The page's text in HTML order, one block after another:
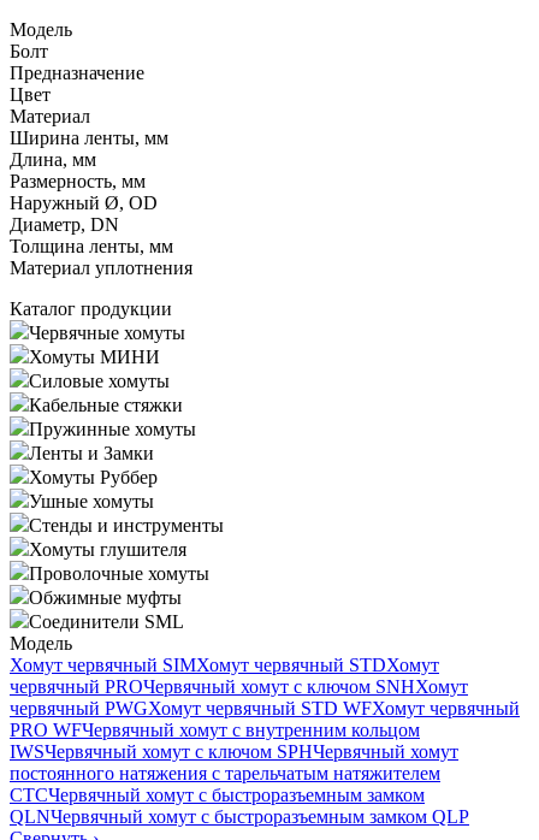
Модель
Болт
Предназначение
Цвет
Материал
Ширина ленты, мм
Длина, мм
Размерность, мм
Наружный Ø, OD
Диаметр, DN
Толщина ленты, мм
Материал уплотнения
Каталог продукции
Червячные хомуты
Хомуты МИНИ
Силовые хомуты
Кабельные стяжки
Пружинные хомуты
Ленты и Замки
Хомуты Руббер
Ушные хомуты
Стенды и инструменты
Хомуты глушителя
Проволочные хомуты
Обжимные муфты
Соединители SML
Модель
Хомут червячный SIMХомут червячный STDХомут
червячный PROЧервячный хомут с ключом SNHХомут
червячный PWGХомут червячный STD WFХомут червячный
PRO WFЧервячный хомут с внутренним кольцом
IWSЧервячный хомут с ключом SPHЧервячный хомут
постоянного натяжения с тарельчатым натяжителем
CTCЧервячный хомут с быстроразъемным замком
QLNЧервячный хомут с быстроразъемным замком QLP